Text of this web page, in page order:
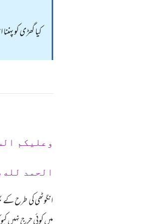
کیا گھڑی کو
وعلیکم
الحمد
انگوٹھی کی طرح کے